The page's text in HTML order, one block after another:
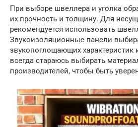
При выборе швеллера и уголка
их прочность и толщину. Для
рекомендуется использовать
Звукоизоляционные панели
звукопоглощающих характеристик
всегда стараюсь выбирать
производителей, чтобы быть